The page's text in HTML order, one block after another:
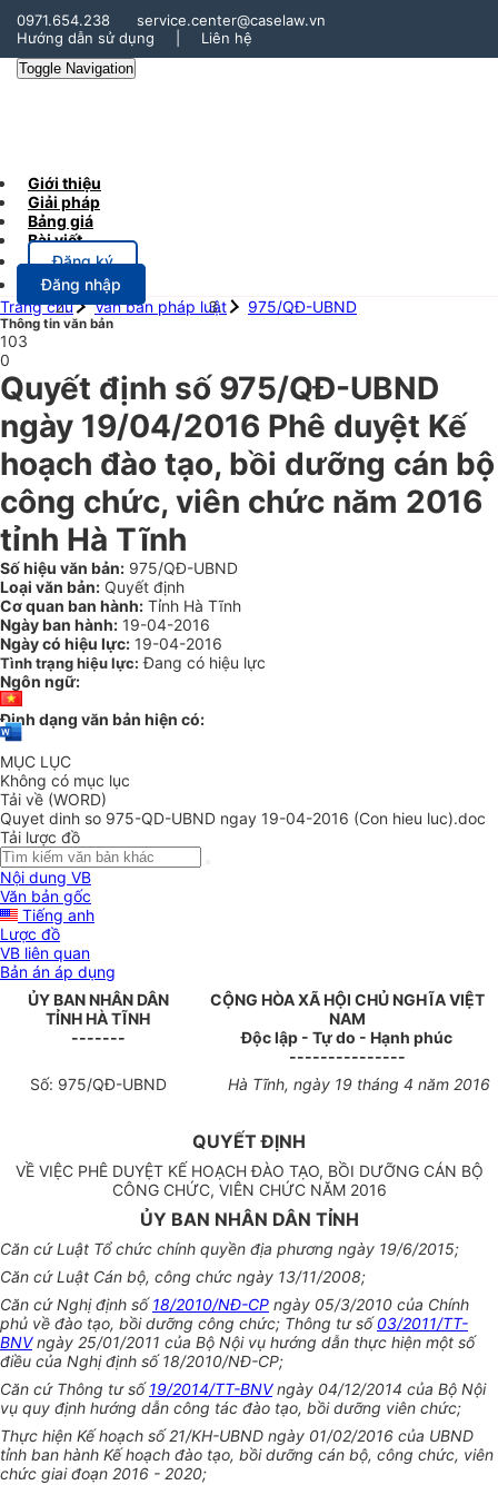
0971.654.238
service.center@caselaw.vn
Hướng dẫn sử dụng
Liên hệ
Toggle Navigation
Giới thiệu
Giải pháp
Bảng giá
Bài viết
Đăng ký
Đăng nhập
Trang chủ
Văn bản pháp luật 975/QĐ-UBND
Thông tin văn bản
103
0
Quyết định số 975/QĐ-UBND
ngày 19/04/2016 Phê duyệt Kế
hoạch đào tạo, bồi dưỡng cán bộ
công chức, viên chức năm 2016
tỉnh Hà Tĩnh
Số hiệu văn bản: 975/QĐ-UBND
Loại văn bản: Quyết định
Cơ quan ban hành: Tỉnh Hà Tĩnh
Ngày ban hành: 19-04-2016
Ngày có hiệu lực: 19-04-2016
Tình trạng hiệu lực: Đang có hiệu lực
Ngôn ngữ:
Định dạng văn bản hiện có:
MỤC LỤC
Không có mục lục
Tải về (WORD)
Quyet dinh so 975-QD-UBND ngay 19-04-2016 (Con hieu luc).doc
Tải lược đồ
Nội dung VB
Văn bản gốc
Tiếng anh
Lược đồ
VB liên quan
Bản án áp dụng
ỦY BAN NHÂN DÂN
TỈNHHÀ TĨNH
-------
CỘNG HÒA XÃ HỘI CHỦ NGHĨA VIỆT
NAM
Độc lập - Tự do - Hạnh phúc
---------------
Số: 975/QĐ-UBND Hà Tĩnh, ngày 19 tháng 4 năm 2016
QUYẾT ĐỊNH
VỀ VIỆC PHÊ DUYỆT KẾ HOẠCH ĐÀO TẠO, BỒI DƯỠNG CÁN BỘ
CÔNG CHỨC, VIÊN CHỨC NĂM 2016
ỦY BAN NHÂN DÂN TỈNH
Căn cứ Luật Tổ chức chính quyền địa phương ngày 19/6/2015;
Căn cứ Luật Cán bộ, công chức ngày 13/11/2008;
Căn cứ Nghị định số18/2010/NĐ-CP ngày 05/3/2010 của Chính
phủ về đào tạo, bồi dưỡng công chức; Thông tư số03/2011/TT-
BNVngày 25/01/2011 của Bộ Nội vụ hướng dẫn thực hiện một số
điều của Nghị định số18/2010/NĐ-CP;
Căn cứ Thông tư số19/2014/TT-BNVngày 04/12/2014 của Bộ Nội
vụ quy định hướng dẫn công tác đào tạo, bồi dưỡng viên chức;
Thực hiện Kế hoạch số 21/KH-UBND ngày 01/02/2016 của UBND
tỉnh ban hành Kế hoạch đào tạo, bồi dưỡng cán bộ, công chức, viên
chức giai đoạn 2016 - 2020;